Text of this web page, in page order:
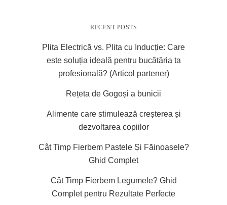
RECENT POSTS
Plita Electrică vs. Plita cu Inducție: Care
este soluția ideală pentru bucătăria ta
profesională? (Articol partener)
Rețeta de Gogoși a bunicii
Alimente care stimulează creșterea și
dezvoltarea copiilor
Cât Timp Fierbem Pastele Și Făinoasele?
Ghid Complet
Cât Timp Fierbem Legumele? Ghid
Complet pentru Rezultate Perfecte